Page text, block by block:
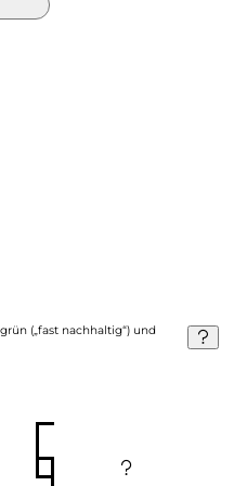
(„fast nachhaltig“) und